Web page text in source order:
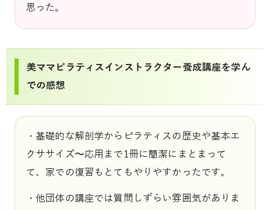
思った。
美ママピラティスインストラクター養成講座を学ん
での感想
・基礎的な解剖学からピラティスの歴史や基本エ
クササイズ〜応用まで1冊に簡潔にまとまって
て、家での復習もとてもやりやすかったです。
・他団体の講座では質問しずらい雰囲気がありま